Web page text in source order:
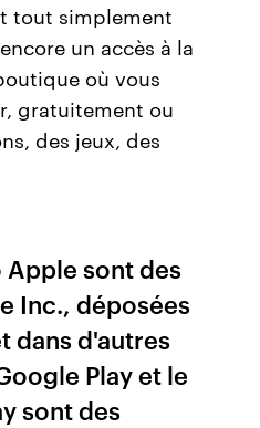
tout simplement
un accès à la
où vous
gratuitement ou
des jeux, des
sont des
Inc., déposées
dans d'autres
Play et le
sont des